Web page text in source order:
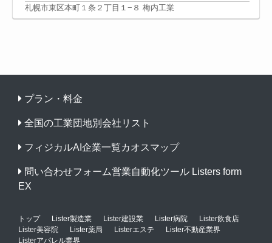
札幌市東区本町１条２丁目１−８ 梅内工業
プラン・料金
全国の工業団地別会社リスト
フィジカルAI企業一覧カオスマップ
問い合わせフォーム営業自動化ツール Listers form
EX
トップ Lister製造業 Lister建設業 Lister病院
Lister飲食店
Lister美容院
Lister薬局 Listerエステ
Lister不動産業界
Listerアパレル業界